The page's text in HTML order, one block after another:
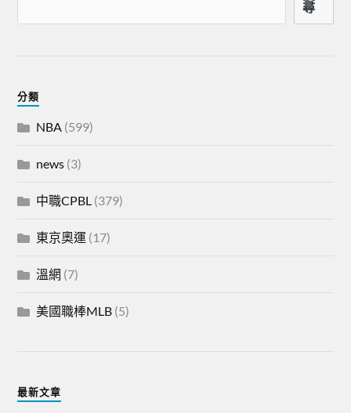
尋
分類
NBA (599)
news (3)
中職CPBL (379)
東京奧運 (17)
溫網 (7)
美國職棒MLB (5)
最新文章